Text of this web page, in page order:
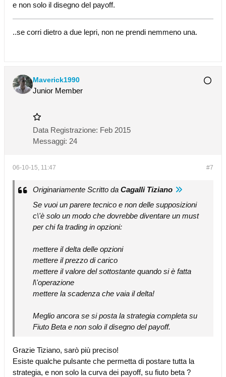
e non solo il disegno del payoff.
..se corri dietro a due lepri, non ne prendi nemmeno una.
Maverick1990
Junior Member
Data Registrazione: Feb 2015
Messaggi: 24
#7
06-10-15, 11:47
Originariamente Scritto da Cagalli Tiziano
Se vuoi un parere tecnico e non delle supposizioni
c\'è solo un modo che dovrebbe diventare un must
per chi fa trading in opzioni:
mettere il delta delle opzioni
mettere il prezzo di carico
mettere il valore del sottostante quando si è fatta
l\'operazione
mettere la scadenza che vaia il delta!
Meglio ancora se si posta la strategia completa su
Fiuto Beta e non solo il disegno del payoff.
Grazie Tiziano, sarò più preciso!
Esiste qualche pulsante che permetta di postare tutta la
strategia, e non solo la curva dei payoff, su fiuto beta ?